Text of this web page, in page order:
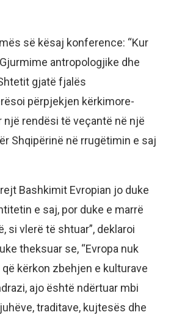
së kësaj konference: “Kur
antropologjike dhe
gjatë fjalës
përpjekjen kërkimore-
një rendësi të veçantë në një
Shqipërinë në rrugëtimin e saj
Bashkimit Evropian jo duke
e saj, por duke e marrë
si vlerë të shtuar”, deklaroi
theksuar se, “Evropa nuk
kërkon zbehjen e kulturave
ajo është ndërtuar mbi
traditave, kujtesës dhe